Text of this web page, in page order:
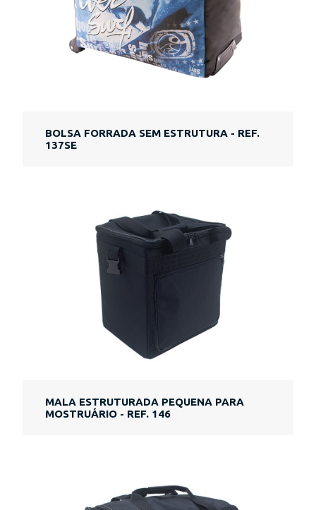
BOLSA FORRADA SEM ESTRUTURA - REF.
137SE
MALA ESTRUTURADA PEQUENA PARA
MOSTRUÁRIO - REF. 146